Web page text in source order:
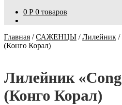
0 Р 0 товаров
Главная /САЖЕНЦЫ /Лилейник /
(Конго Корал)
Лилейник
(Конго Корал)